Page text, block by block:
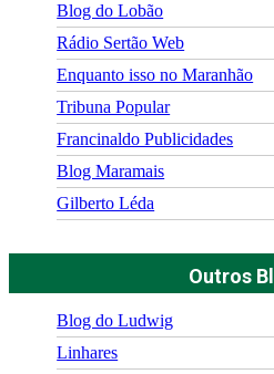
Blog do Lobão
Rádio Sertão Web
Enquanto isso no Maranhão
Tribuna Popular
Francinaldo Publicidades
Blog Maramais
Gilberto Léda
Outros
Blog do Ludwig
Linhares